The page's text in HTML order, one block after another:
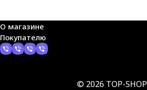
О магазине
Покупателю
© 2026 TOP-SHOP